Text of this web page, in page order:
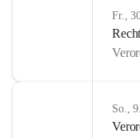
Fr.,
So.,